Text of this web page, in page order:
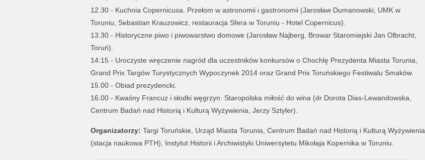
12.30 - Kuchnia Copernicusa. Przełom w astronomii i gastronomii (Jarosław Dumanowski, UMK w
Toruniu, Sebastian Krauzowicz, restauracja Sfera w Toruniu - Hotel Copernicus).
13.30 - Historyczne piwo i piwowarstwo domowe (Jarosław Najberg, Browar Staromiejski Jan Olbracht,
Toruń).
14:15 - Uroczyste wręczenie nagród dla uczestników konkursów o Chochlę Prezydenta Miasta Torunia,
Grand Prix Targów Turystycznych Wypoczynek 2014 oraz Grand Prix Toruńskiego Festiwalu Smaków.
15.00 - Obiad prezydencki.
16.00 - Kwaśny Francuz i słodki węgrzyn. Staropolska miłość do wina (dr Dorota Dias-Lewandowska,
Centrum Badań nad Historią i Kulturą Wyżywienia, Jerzy Sztyler).
Organizatorzy: Targi Toruńskie, Urząd Miasta Torunia, Centrum Badań nad Historią i Kulturą Wyżywienia
(stacja naukowa PTH), Instytut Historii i Archiwistyki Uniwersytetu Mikołaja Kopernika w Toruniu.